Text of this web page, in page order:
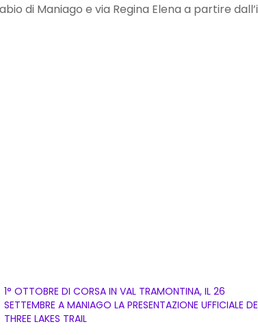
di Maniago e via Regina Elena a partire
1° OTTOBRE DI CORSA IN VAL TRAMONTINA, IL 26
SETTEMBRE A MANIAGO LA PRESENTAZIONE UFFICIALE
THREE LAKES TRAIL